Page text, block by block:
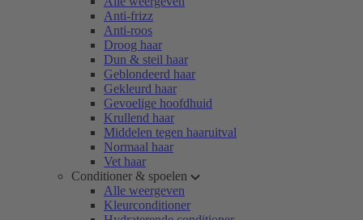
Anti-frizz
Anti-roos
Droog haar
Dun & steil haar
Geblondeerd haar
Gekleurd haar
Gevoelige hoofdhuid
Krullend haar
Middelen tegen haaruitval
Normaal haar
Vet haar
Conditioner & spoelen
Alle weergeven
Kleurconditioner